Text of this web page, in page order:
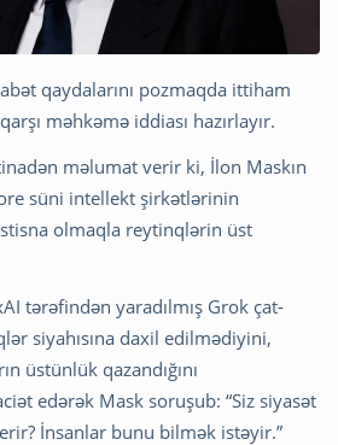
qaydalarını pozmaqda ittiham
məhkəmə iddiası hazırlayır.
məlumat verir ki, İlon Maskın
süni intellekt şirkətlərinin
olmaqla reytinqlərin üst
tərəfindən yaradılmış Grok çat-
siyahısına daxil edilmədiyini,
üstünlük qazandığını
edərək Mask soruşub: “Siz siyasət
İnsanlar bunu bilmək istəyir.”